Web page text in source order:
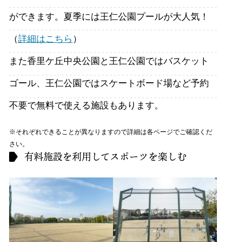
ができます。夏季には王仁公園プールが大人気！
（詳細はこちら ）
また香里ケ丘中央公園と王仁公園ではバスケット
ゴール、王仁公園ではスケートボード場など予約
不要で無料で使える施設もあります。
※それぞれできることが異なりますので詳細は各ページでご確認くだ
さい。
有料施設を利用してスポーツを楽しむ